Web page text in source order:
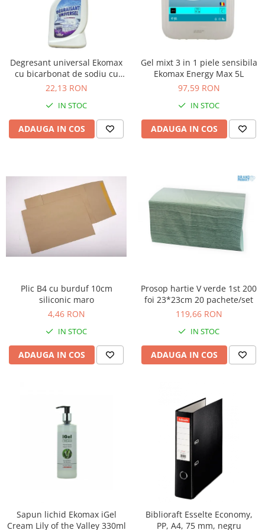
Table magnetice (whiteboard-uri)
Electronice si accesorii tech
Gadgeturi mobile
Adaptoare de calatorie
Baterii si acumulatori
Cabluri si conectivitate
Incarcatoare wireless
Baterii externe - Powerbanks
Accesorii localizare (FindMy)
Cartuse, tonere, consumabile PC
Standuri PC si suporturi
ergonomice
Periferice PC si accesorii
Ergnonomice
Boxe portabile
Casti
Folii laminare
Ghilotine și Trimmere
Calculatoare de birou
Scaune, birouri si produse
Degresant universal Ekomax
cu bicarbonat de sodiu cu
pulverizator 500ml
22,13 RON
IN STOC
ADAUGA IN COS
Gel mixt 3 in 1 piele sensibila
Ekomax Energy Max 5L
97,59 RON
IN STOC
ADAUGA IN COS
Plic B4 cu burduf 10cm
siliconic maro
4,46 RON
IN STOC
ADAUGA IN COS
Prosop hartie V verde 1st 200
foi 23*23cm 20 pachete/set
119,66 RON
IN STOC
ADAUGA IN COS
Sapun lichid Ekomax iGel
Cream Lily of the Valley 330ml
Biblioraft Esselte Economy,
PP, A4, 75 mm, negru